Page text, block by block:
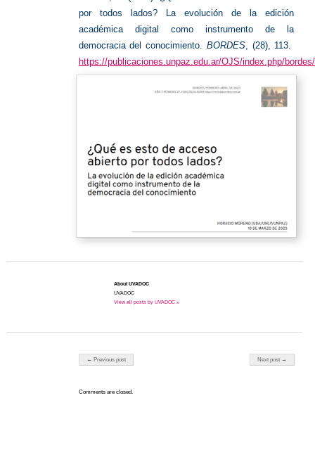
por todos lados? La evolución de la edición
académica digital como instrumento de la
democracia del conocimiento. BORDES, (28), 113.
https://publicaciones.unpaz.edu.ar/OJS/index.php/
About UVADOC
UVADOC
View all posts by UVADOC »
← Previous post Next post →
Comments are closed.